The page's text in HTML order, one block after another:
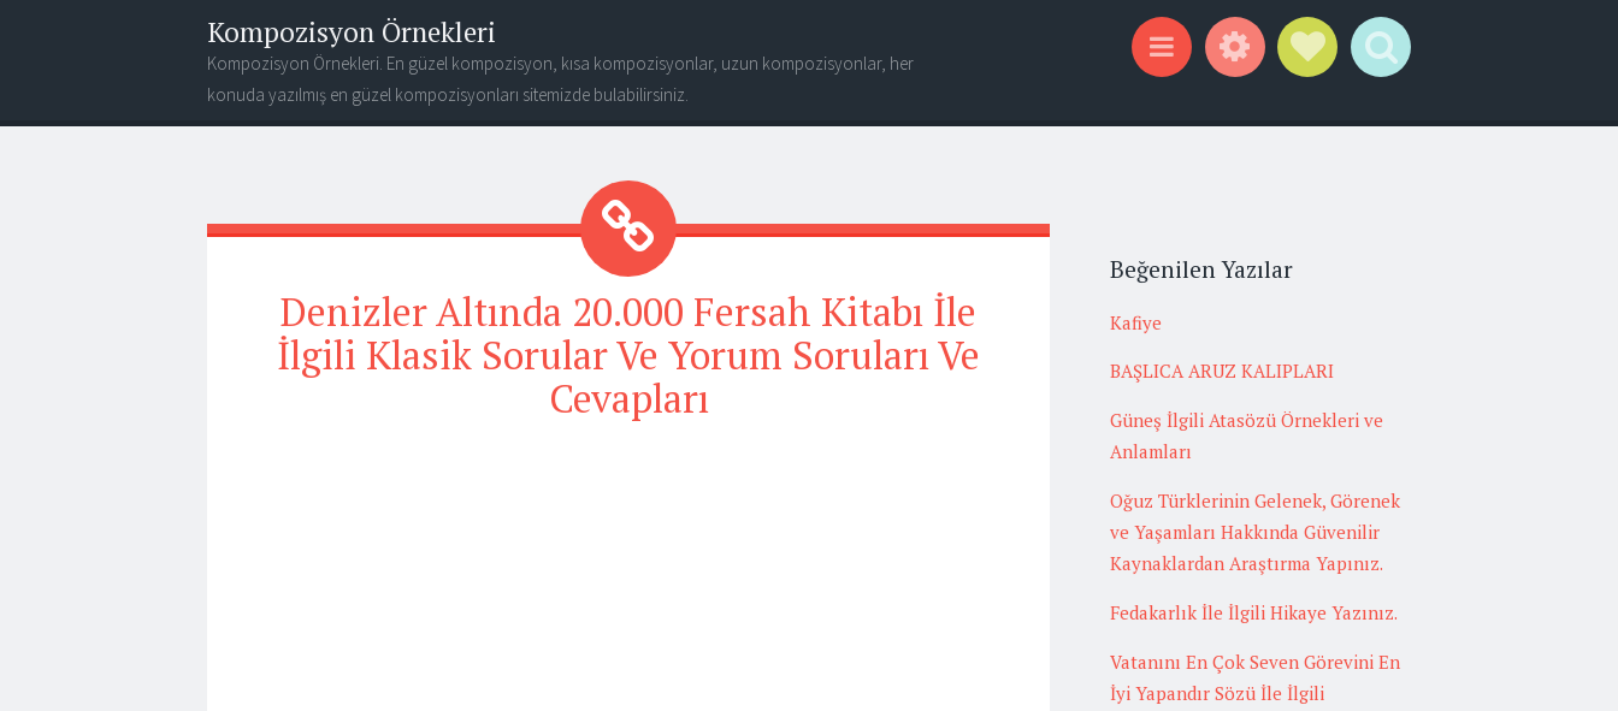
Kompozisyon Örnekleri
Kompozisyon Örnekleri. En güzel kompozisyon, kısa kompozisyonlar, uzun kompozisyonlar, her
konuda yazılmış en güzel kompozisyonları sitemizde bulabilirsiniz.
Denizler Altında 20.000 Fersah Kitabı İle
İlgili Klasik Sorular Ve Yorum Soruları Ve
Cevapları
Beğenilen Yazılar
Kafiye
BAŞLICA ARUZ KALIPLARI
Güneş İlgili Atasözü Örnekleri ve
Anlamları
Oğuz Türklerinin Gelenek, Görenek
ve Yaşamları Hakkında Güvenilir
Kaynaklardan Araştırma Yapınız.
Fedakarlık İle İlgili Hikaye Yazınız.
Vatanını En Çok Seven Görevini En
İyi Yapandır Sözü İle İlgili